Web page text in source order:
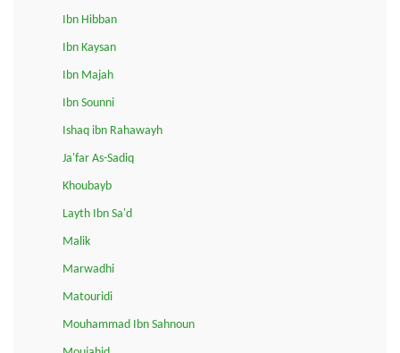
Ibn Hibban
Ibn Kaysan
Ibn Majah
Ibn Sounni
Ishaq ibn Rahawayh
Ja'far As-Sadiq
Khoubayb
Layth Ibn Sa'd
Malik
Marwadhi
Matouridi
Mouhammad Ibn Sahnoun